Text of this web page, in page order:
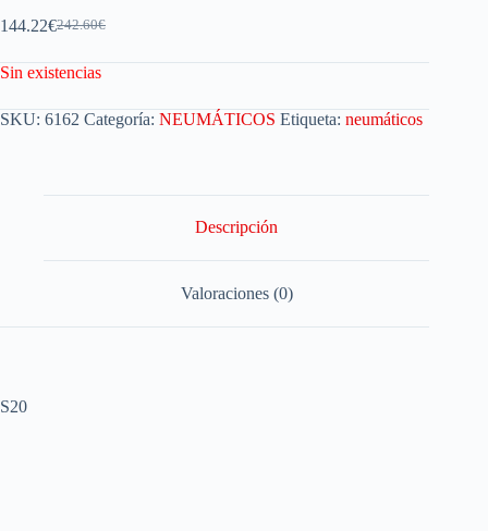
242.60€
144.22€
Sin existencias
SKU: 6162 Categoría: NEUMÁTICOS Etiqueta: neumáticos
Descripción
Valoraciones (0)
S20